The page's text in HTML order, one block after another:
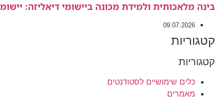
בינה מלאכותית ולמידת מכונה ביישומי דיאליזה:
09.07.2026
קטגוריות
קטגוריות
כלים שימושיים לסטודנטים
מאמרים